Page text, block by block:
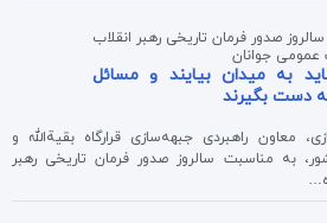
صدور فرمان تاریخی رهبر انقلاب
عمومی جوانان
به میدان بیایند و مسائل
دست بگیرند
راهبردی جبهه‌سازی قرارگاه بقیة‌الله و
به مناسبت سالروز صدور فرمان تاریخی رهبر